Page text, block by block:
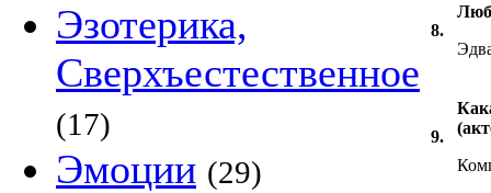
Эзотерика,
Сверхъестественное
(17)
Эмоции (29)
8.
9.